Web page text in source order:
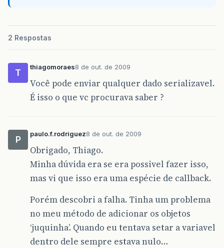
2 Respostas
T
thiagomoraes8 de out. de 2009
Você pode enviar qualquer dado serializavel.
É isso o que vc procurava saber ?
P
paulo.f.rodriguez8 de out. de 2009
Obrigado, Thiago.
Minha dúvida era se era possivel fazer isso,
mas vi que isso era uma espécie de callback.
Porém descobri a falha. Tinha um problema
no meu método de adicionar os objetos
‘juquinha’. Quando eu tentava setar a variavel
dentro dele sempre estava nulo…